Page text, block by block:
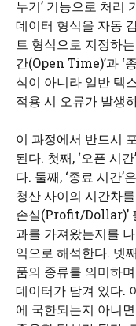
누기’ 기능으로 처리
데이터 형식을 자동
트 형식으로 지정하
간(Open Time)’과 ‘
식이 아니라 일반 텍
적용 시 오류가 발생
이 과정에서 반드시
된다. 첫째, ‘오픈 시
다. 둘째, ‘종료 시간
청산 사이의 시간차
손실(Profit/Dollar)’
과를 가져왔는지를
익으로 해석한다. 넷
품의 종류를 의미하
데이터가 담겨 있다.
에 국한되는지 아니